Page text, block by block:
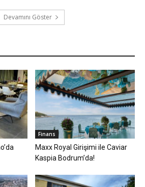
Devamını Göster
Finans
Maxx Royal Girişimi ile Caviar
Kaspia Bodrum’da!